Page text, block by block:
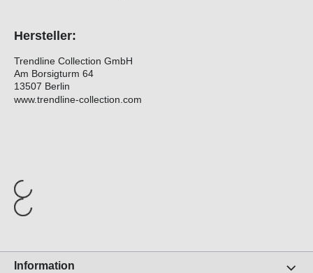
Hersteller:
Trendline Collection GmbH
Am Borsigturm 64
13507 Berlin
www.trendline-collection.com
Information